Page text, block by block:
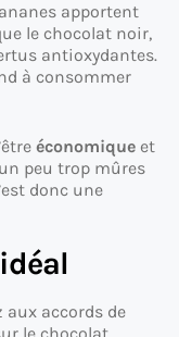
apportent
le chocolat noir,
antioxydantes.
à consommer
économique et
peu trop mûres
donc une
aux accords de